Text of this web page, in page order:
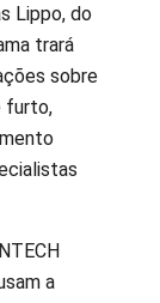
Lippo, do
trará
sobre
furto,
a